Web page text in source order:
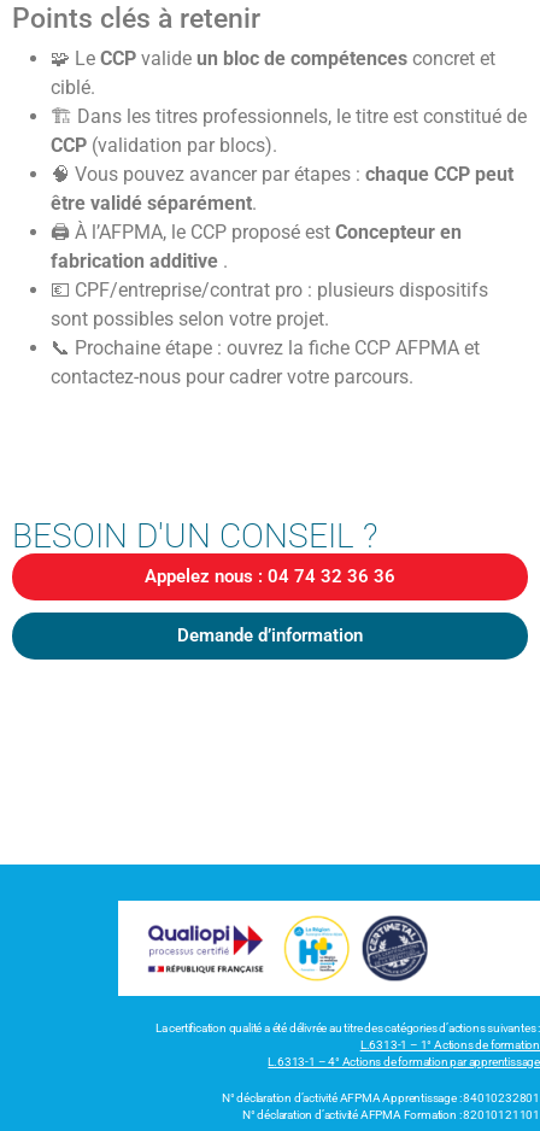
Points clés à retenir
🧩 Le CCP valide un bloc de compétences concret et
ciblé.
🏗️ Dans les titres professionnels, le titre est constitué de
CCP (validation par blocs).
🧠 Vous pouvez avancer par étapes : chaque CCP peut
être validé séparément.
🖨️ À l’AFPMA, le CCP proposé est Concepteur en
fabrication additive .
💶 CPF/entreprise/contrat pro : plusieurs dispositifs
sont possibles selon votre projet.
📞 Prochaine étape : ouvrez la fiche CCP AFPMA et
contactez-nous pour cadrer votre parcours.
BESOIN D'UN CONSEIL ?
Appelez nous : 04 74 32 36 36
Demande d’information
La certification qualité a été délivrée au titre des catégories d’actions suivantes :
L.6313-1 – 1° Actions de formation
L.6313-1 – 4° Actions de formation par apprentissage
N° déclaration d’activité AFPMA Apprentissage : 84010232801
N° déclaration d’activité AFPMA Formation : 82010121101